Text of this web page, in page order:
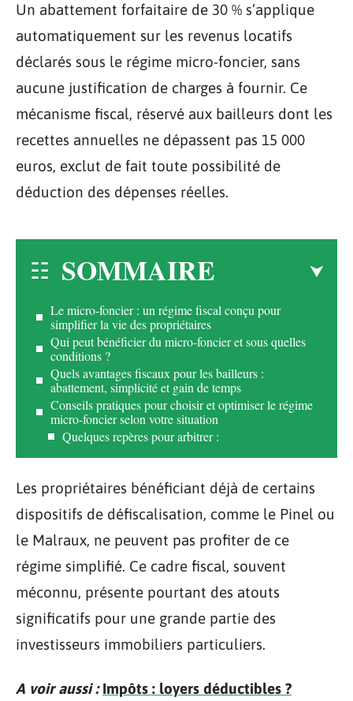
Un abattement forfaitaire de 30 % s’applique
automatiquement sur les revenus locatifs
déclarés sous le régime micro-foncier, sans
aucune justification de charges à fournir. Ce
mécanisme fiscal, réservé aux bailleurs dont les
recettes annuelles ne dépassent pas 15 000
euros, exclut de fait toute possibilité de
déduction des dépenses réelles.
SOMMAIRE
Le micro-foncier : un régime fiscal conçu pour
simplifier la vie des propriétaires
Qui peut bénéficier du micro-foncier et sous quelles
conditions ?
Quels avantages fiscaux pour les bailleurs :
abattement, simplicité et gain de temps
Conseils pratiques pour choisir et optimiser le régime
micro-foncier selon votre situation
Quelques repères pour arbitrer :
Les propriétaires bénéficiant déjà de certains
dispositifs de défiscalisation, comme le Pinel ou
le Malraux, ne peuvent pas profiter de ce
régime simplifié. Ce cadre fiscal, souvent
méconnu, présente pourtant des atouts
significatifs pour une grande partie des
investisseurs immobiliers particuliers.
A voir aussi : Impôts : loyers déductibles ?